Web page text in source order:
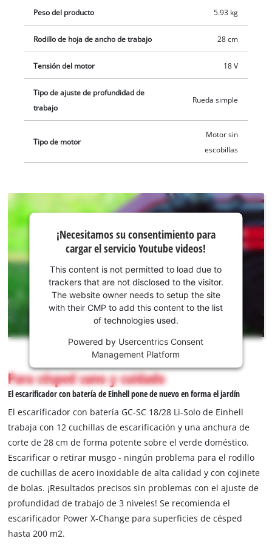
batería ni cargador. Estos son adquiribles por separado, por
ejemplo, como un práctico set para principiantes.
Peso del producto 5.93 kg
Rodillo de hoja de ancho de trabajo 28 cm
Tensión del motor 18 V
Tipo de ajuste de profundidad de
trabajo
Rueda simple
Tipo de motor
Motor sin
escobillas
¡Necesitamos
consentimiento
para cargar el
servicio
Youtube!
This
is
permitted
to
load
to
trackers
that
are
not
to
the
visitor.
The
¡Necesitamos su consentimiento para
cargar el servicio Youtube videos!
This content is not permitted to load due to
trackers that are not disclosed to the visitor.
The website owner needs to setup the site
with their CMP to add this content to the list
of technologies used.
Powered by Usercentrics Consent
Management Platform
Para césped sano y cuidado
El escarificador con batería de Einhell pone de nuevo en forma el jardín
El escarificador con batería GC-SC 18/28 Li-Solo de Einhell
trabaja con 12 cuchillas de escarificación y una anchura de
corte de 28 cm de forma potente sobre el verde doméstico.
Escarificar o retirar musgo - ningún problema para el rodillo
de cuchillas de acero inoxidable de alta calidad y con cojinete
de bolas. ¡Resultados precisos sin problemas con el ajuste de
profundidad de trabajo de 3 niveles! Se recomienda el
escarificador Power X-Change para superficies de césped
hasta 200 m2.